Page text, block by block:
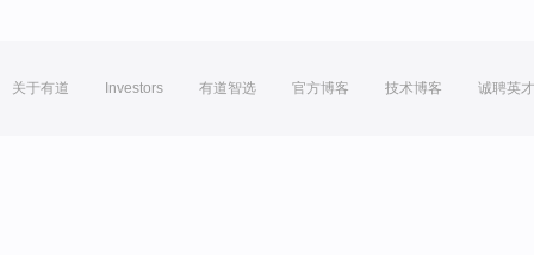
关于有道 Investors 有道智选 官方博客 技术博客 诚聘英才